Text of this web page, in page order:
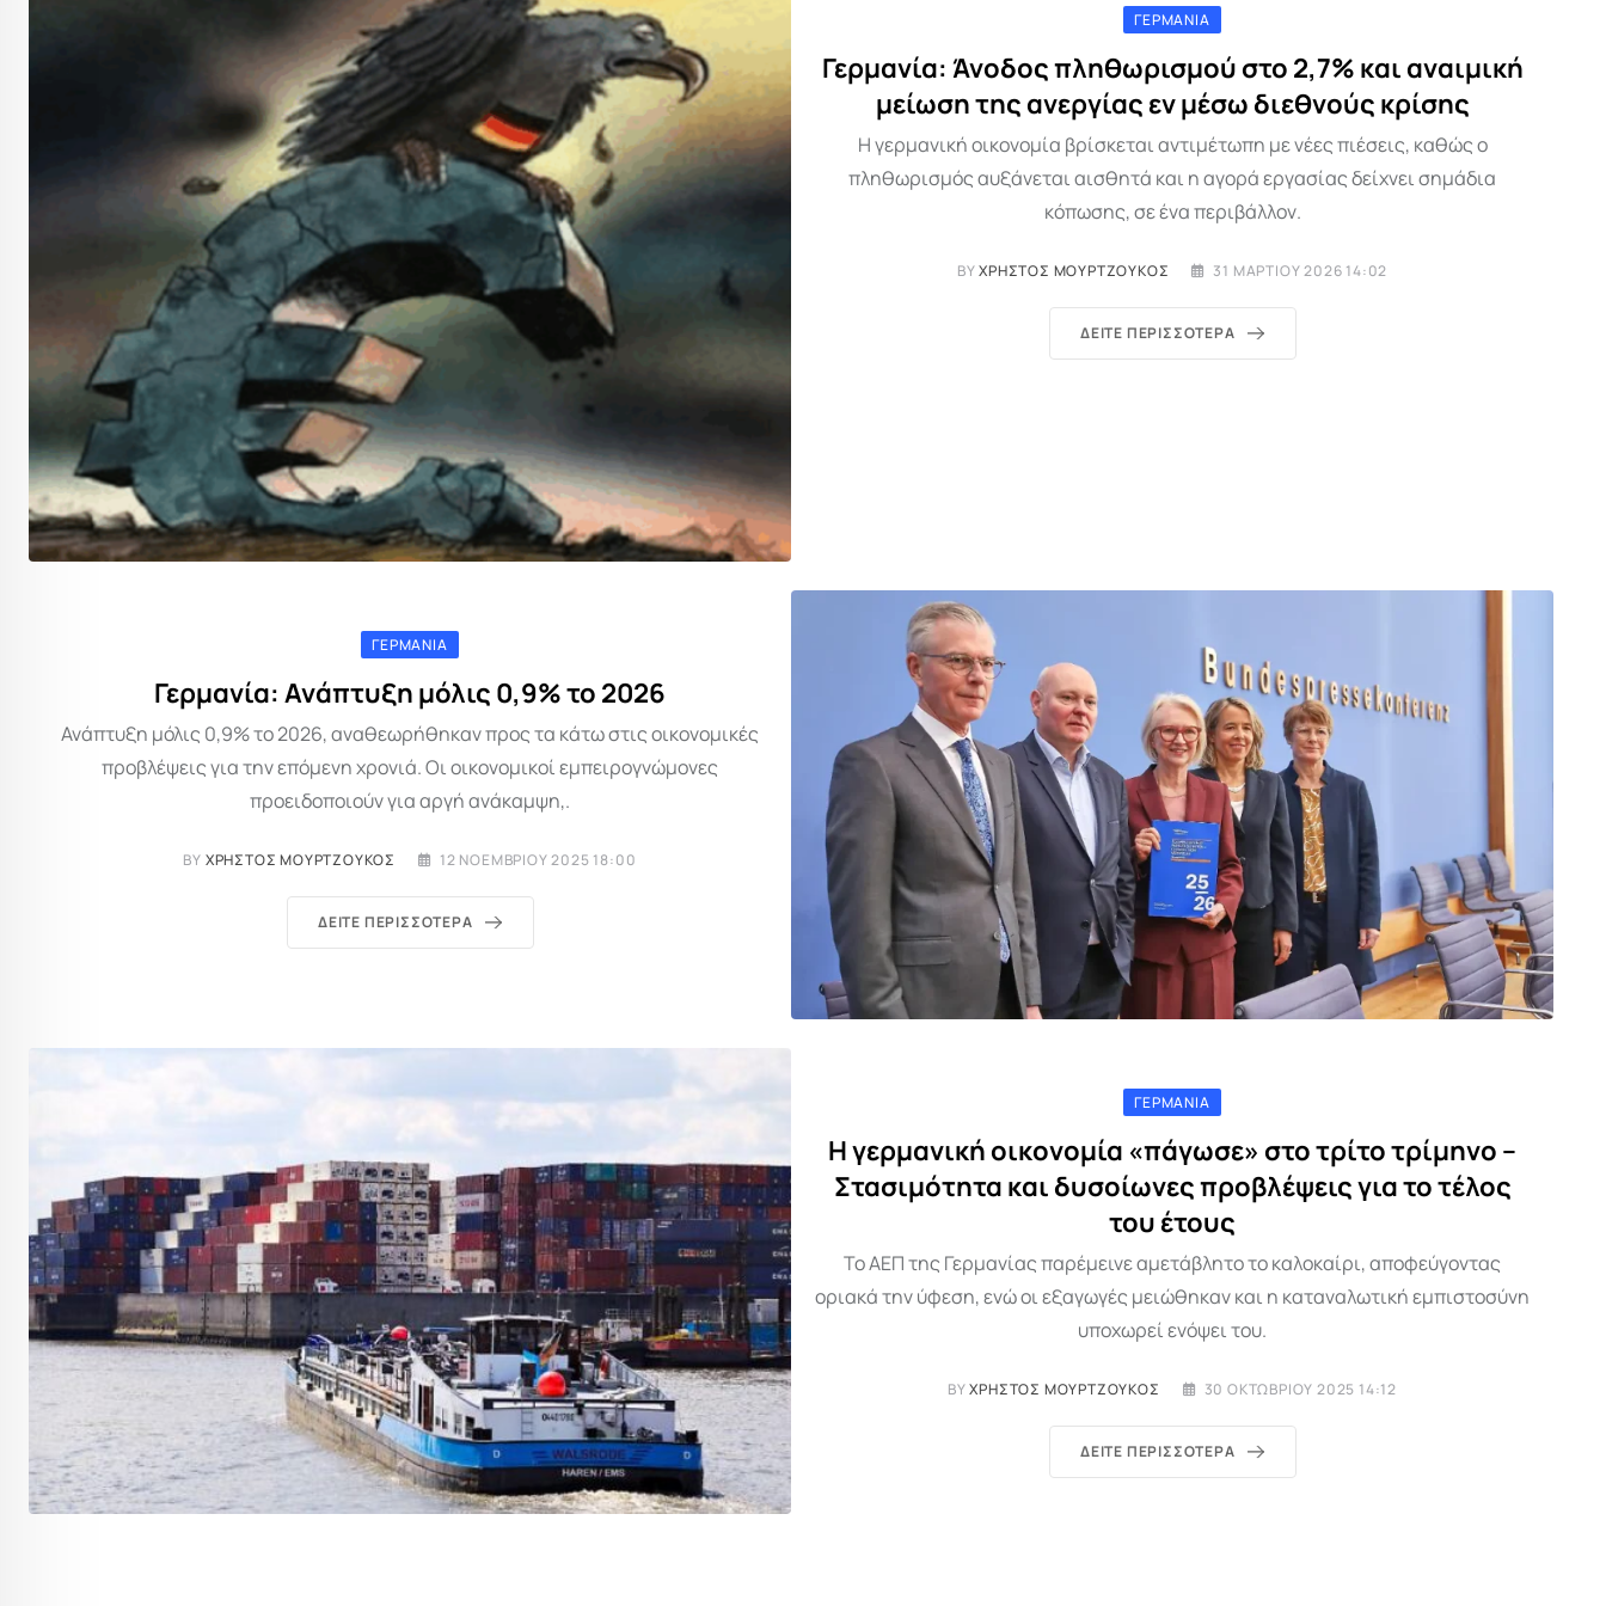
ΓΕΡΜΑΝΊΑ
Γερμανία: Άνοδος πληθωρισμού στο 2,7% και αναιμική
μείωση της ανεργίας εν μέσω διεθνούς κρίσης
Η γερμανική οικονομία βρίσκεται αντιμέτωπη με νέες πιέσεις, καθώς ο
πληθωρισμός αυξάνεται αισθητά και η αγορά εργασίας δείχνει σημάδια
κόπωσης, σε ένα περιβάλλον.
BYΧΡΉΣΤΟΣ ΜΟΥΡΤΖΟΎΚΟΣ 31 ΜΑΡΤΊΟΥ 2026 14:02
ΔΕΊΤΕ ΠΕΡΙΣΣΌΤΕΡΑ
ΓΕΡΜΑΝΊΑ
Γερμανία: Ανάπτυξη μόλις 0,9% το 2026
Ανάπτυξη μόλις 0,9% το 2026, αναθεωρήθηκαν προς τα κάτω στις οικονομικές
προβλέψεις για την επόμενη χρονιά. Οι οικονομικοί εμπειρογνώμονες
προειδοποιούν για αργή ανάκαμψη,.
BY ΧΡΉΣΤΟΣ ΜΟΥΡΤΖΟΎΚΟΣ 12 ΝΟΕΜΒΡΊΟΥ 2025 18:00
ΔΕΊΤΕ ΠΕΡΙΣΣΌΤΕΡΑ
ΓΕΡΜΑΝΊΑ
Η γερμανική οικονομία «πάγωσε» στο τρίτο τρίμηνο –
Στασιμότητα και δυσοίωνες προβλέψεις για το τέλος
του έτους
Το ΑΕΠ της Γερμανίας παρέμεινε αμετάβλητο το καλοκαίρι, αποφεύγοντας
οριακά την ύφεση, ενώ οι εξαγωγές μειώθηκαν και η καταναλωτική εμπιστοσύνη
υποχωρεί ενόψει του.
BYΧΡΉΣΤΟΣ ΜΟΥΡΤΖΟΎΚΟΣ 30 ΟΚΤΩΒΡΊΟΥ 2025 14:12
ΔΕΊΤΕ ΠΕΡΙΣΣΌΤΕΡΑ